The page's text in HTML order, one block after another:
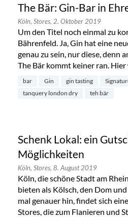
The Bär: Gin-Bar in
Köln, Stores, 2. Oktober 2019
Um den Titel noch einmal zu
Bährenfeld. Ja, Gin hat eine
genau zu sein, nur diese, denn
The Bär kommt keiner ran.
bar Gin gin tasting
tanquery london dry
teh bär
Schenk Lokal: ein
Möglichkeiten
Köln, Stores, 8. August 2019
Köln, die schöne Stadt am
bieten als Kölsch, den Dom
mal genauer hin, findet sich
Stores, die zum Flanieren und